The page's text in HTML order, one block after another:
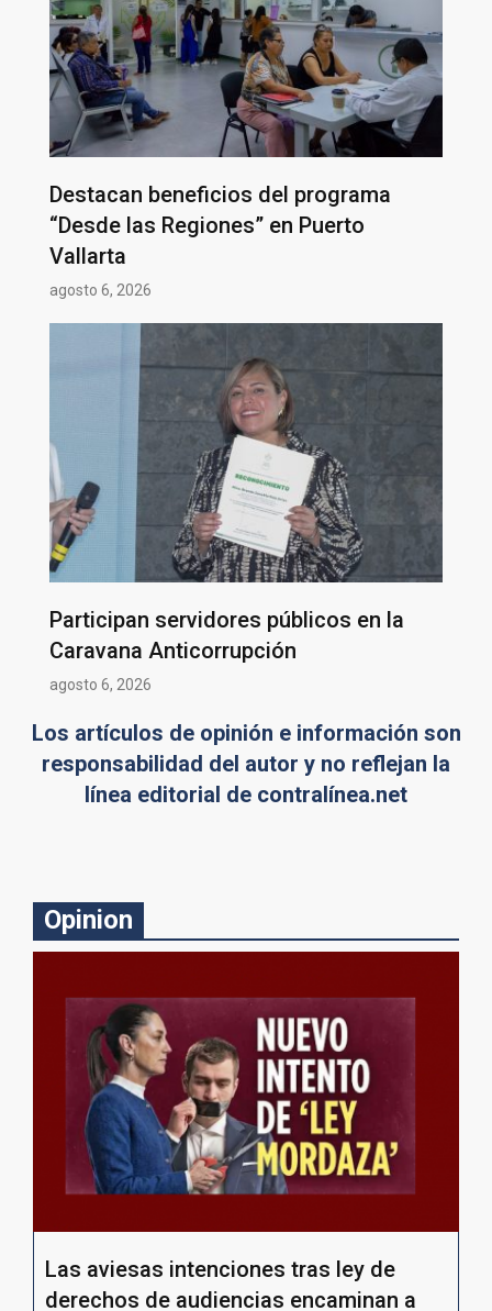
Destacan beneficios del programa
“Desde las Regiones” en Puerto
Vallarta
agosto 6, 2026
Participan servidores públicos en la
Caravana Anticorrupción
agosto 6, 2026
Los artículos de opinión e información son
responsabilidad del autor y no reflejan la
línea editorial de contralínea.net
Opinion
Las aviesas intenciones tras ley de
derechos de audiencias encaminan a